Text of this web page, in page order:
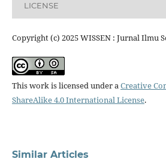
LICENSE
Copyright (c) 2025 WISSEN : Jurnal Ilmu
This work is licensed under aCreative
ShareAlike 4.0 International License.
Similar Articles